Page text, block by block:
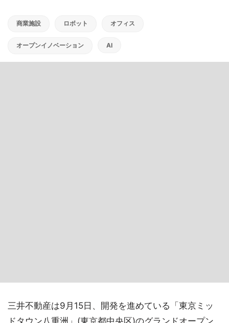
商業施設 ロボット オフィス
オープンイノベーション AI
三井不動産は9月15日、開発を進めている「東京ミッ
ドタウン八重洲」(東京都中央区)のグランドオープン